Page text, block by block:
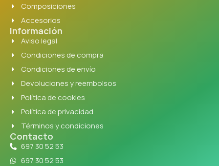
Composiciones
Accesorios
Información
Aviso legal
Condiciones de compra
Condiciones de envío
Devoluciones y reembolsos
Política de cookies
Política de privacidad
Términos y condiciones
Contacto
697 30 52 53
697 30 52 53